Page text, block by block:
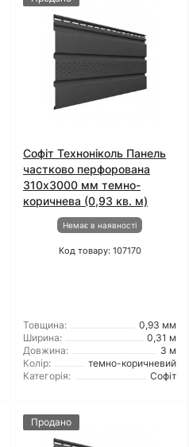
Софіт Техноніколь Панель
частково перфорована
310х3000 мм темно-
коричнева (0,93 кв. м)
Немає в наявності
Код товару: 107170
Товщина:
0,93 мм
Ширина:
0,31 м
Довжина:
3 м
Колір:
темно-коричневий
Категорія:
Софіт
Продано